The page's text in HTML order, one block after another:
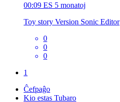
00:09 ES 5 monatoj
Toy story Version Sonic Editor
0
0
0
1
Ĉefpaĝo
Kio estas Tubaro